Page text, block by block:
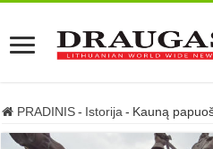
PRADINIS - Istorija - Kauną